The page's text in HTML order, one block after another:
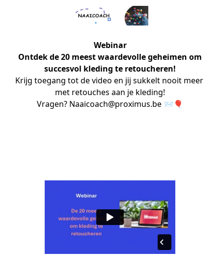
Webinar
Ontdek de 20 meest waardevolle geheimen om
succesvol kleding te retoucheren!
Krijg toegang tot de video en jij sukkelt nooit meer
met retouches aan je kleding!
Vragen? Naaicoach@proximus.be 📨🎈